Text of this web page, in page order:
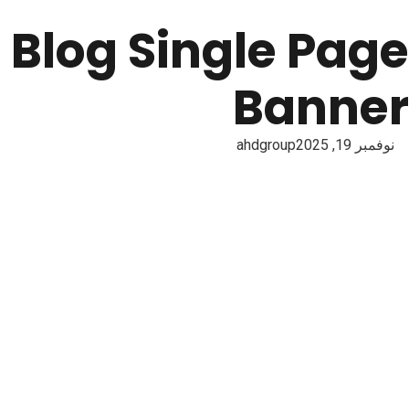
Blog Single Page
Banner
نوفمبر 19, 2025 ahdgroup